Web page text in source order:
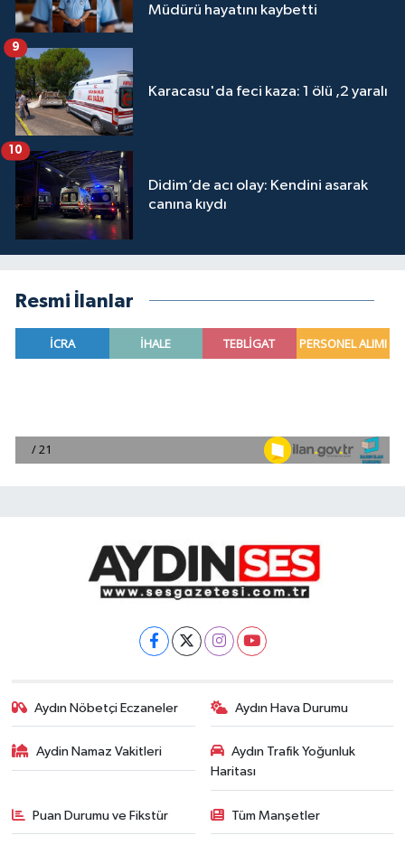
Müdürü hayatını kaybetti
Karacasu'da feci kaza: 1 ölü ,2 yaralı
9
Didim’de acı olay: Kendini asarak
canına kıydı
10
Resmi İlanlar
Aydın Nöbetçi Eczaneler Aydın Hava Durumu
Aydin Namaz Vakitleri
Aydın Trafik Yoğunluk
Haritası
Puan Durumu ve Fikstür Tüm Manşetler